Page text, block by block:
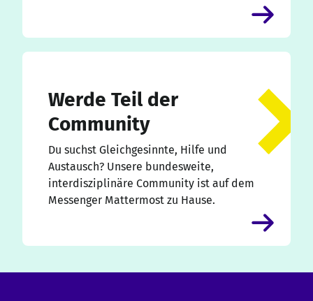
Werde Teil der
Community
Du suchst Gleichgesinnte, Hilfe und
Austausch? Unsere bundesweite,
interdisziplinäre Community ist auf dem
Messenger Mattermost zu Hause.